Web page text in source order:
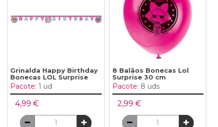
Grinalda Happy Birthday
Bonecas LOL Surprise
Pacote: 1 ud
4,99 €
8 Balãos Bonecas Lol
Surprise 30 cm
Pacote: 8 uds
2,99 €